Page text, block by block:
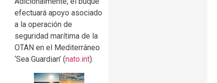
efectuará apoyo asociado
a la operación de
seguridad marítima de la
OTAN en el Mediterráneo
‘Sea Guardian’ (nato.int).